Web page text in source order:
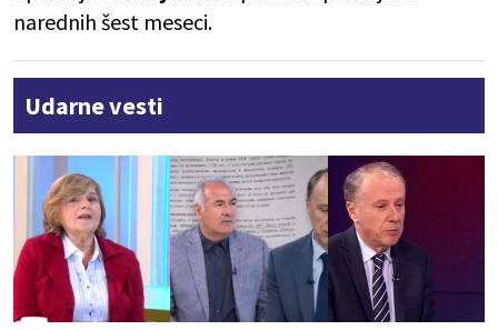
narednih šest meseci.
Udarne vesti